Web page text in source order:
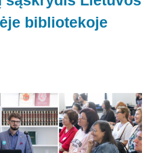
bibliotekoje